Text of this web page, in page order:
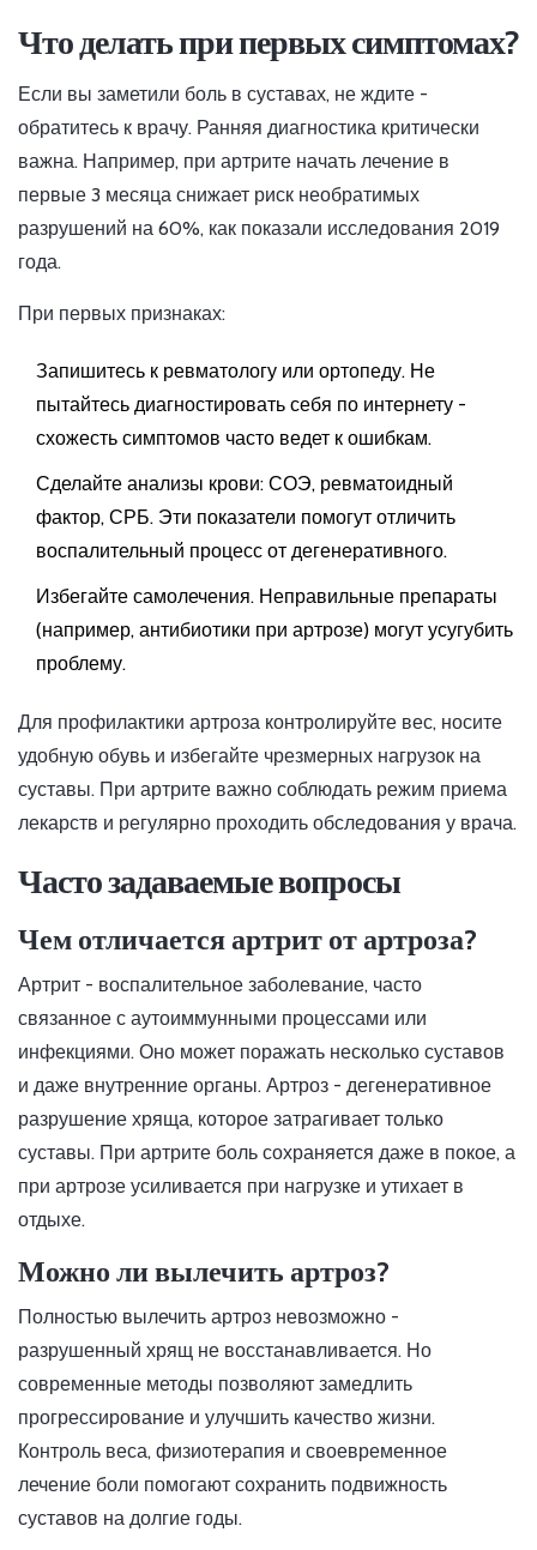
Что делать при первых симптомах?
Если вы заметили боль в суставах, не ждите -
обратитесь к врачу. Ранняя диагностика критически
важна. Например, при артрите начать лечение в
первые 3 месяца снижает риск необратимых
разрушений на 60%, как показали исследования 2019
года.
При первых признаках:
Запишитесь к ревматологу или ортопеду. Не
пытайтесь диагностировать себя по интернету -
схожесть симптомов часто ведет к ошибкам.
Сделайте анализы крови: СОЭ, ревматоидный
фактор, СРБ. Эти показатели помогут отличить
воспалительный процесс от дегенеративного.
Избегайте самолечения. Неправильные препараты
(например, антибиотики при артрозе) могут усугубить
проблему.
Для профилактики артроза контролируйте вес, носите
удобную обувь и избегайте чрезмерных нагрузок на
суставы. При артрите важно соблюдать режим приема
лекарств и регулярно проходить обследования у врача.
Часто задаваемые вопросы
Чем отличается артрит от артроза?
Артрит - воспалительное заболевание, часто
связанное с аутоиммунными процессами или
инфекциями. Оно может поражать несколько суставов
и даже внутренние органы. Артроз - дегенеративное
разрушение хряща, которое затрагивает только
суставы. При артрите боль сохраняется даже в покое, а
при артрозе усиливается при нагрузке и утихает в
отдыхе.
Можно ли вылечить артроз?
Полностью вылечить артроз невозможно -
разрушенный хрящ не восстанавливается. Но
современные методы позволяют замедлить
прогрессирование и улучшить качество жизни.
Контроль веса, физиотерапия и своевременное
лечение боли помогают сохранить подвижность
суставов на долгие годы.